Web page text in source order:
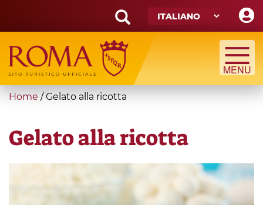
main
content
Search
form
Cerca
You
here
Home /Gelato alla ricotta
Gelato alla ricotta